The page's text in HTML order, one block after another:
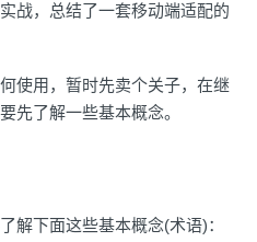
战，总结了一套移动端适配的
使用，暂时先卖个关子，在继
先了解一些基本概念。
解下面这些基本概念(术语)：